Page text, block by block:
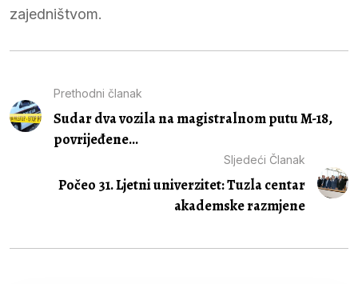
zajedništvom.
Prethodni članak
Sudar dva vozila na magistralnom putu M-18,
povrijeđene...
Sljedeći Članak
Počeo 31. Ljetni univerzitet: Tuzla centar
akademske razmjene